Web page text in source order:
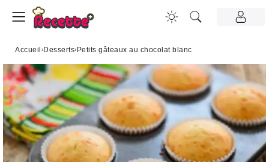
Accueil ›Desserts› Petits gâteaux au chocolat blanc